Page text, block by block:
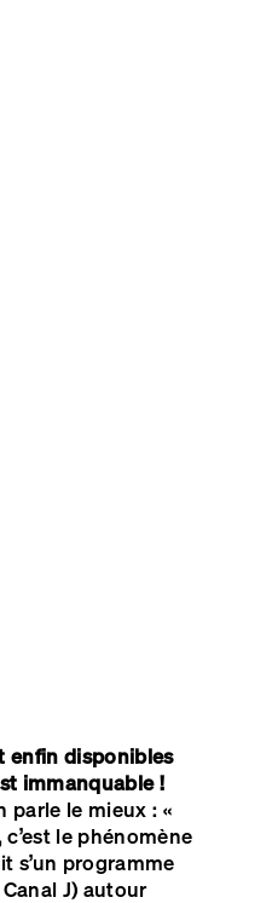
enfin disponibles
immanquable !
parle le mieux : «
c’est le phénomène
s’un programme
J) autour